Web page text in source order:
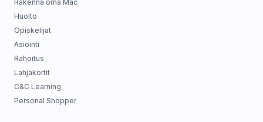
Rakenna oma Mac
Huolto
Opiskelijat
Asiointi
Rahoitus
Lahjakortit
C&C Learning
Personal Shopper